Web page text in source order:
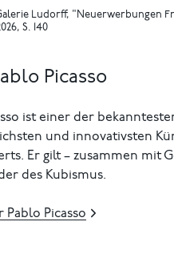
Ludorff, "Neuerwerbungen
S. 140
Picasso
ist einer der
und innovativsten
Er gilt – zusammen mit
des Kubismus.
Pablo Picasso